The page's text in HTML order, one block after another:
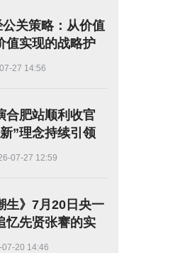
公关策略：从价值
值实现的战略护
27 14:56
合肥站顺利收官
”理念持续引领
内容升级！
07-27 12:59
生》7月20日央一
忆先贤张謇的实
07-20 14:46